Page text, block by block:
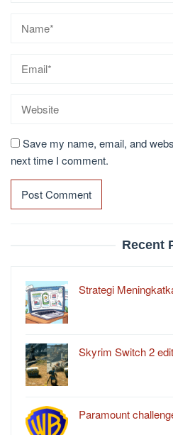
Save my name, email, and
next time I comment.
Recent
Strategi
Skyrim Switch 2
Paramount